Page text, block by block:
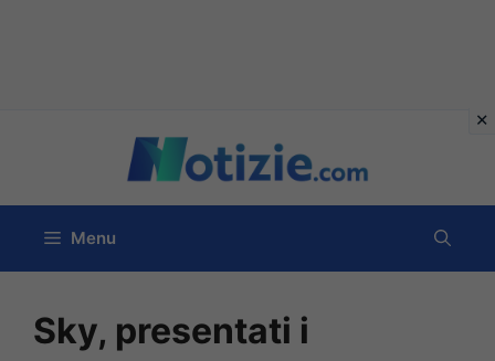
contenuto
Menu
Sky, presentati i